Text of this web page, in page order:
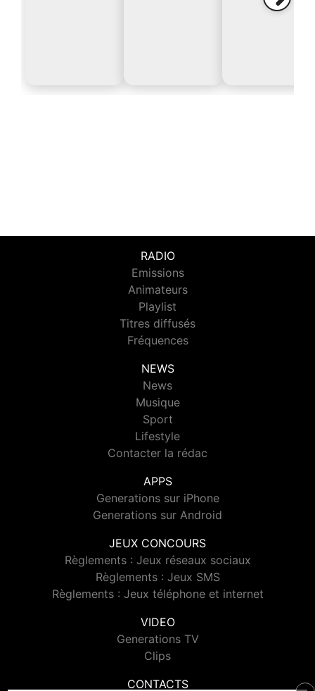
RADIO
Emissions
Animateurs
Playlist
Titres diffusés
Fréquences
NEWS
News
Musique
Sport
Lifestyle
Contacter la rédac
APPS
Generations sur iPhone
Generations sur Android
JEUX CONCOURS
Règlements : Jeux réseaux sociaux
Règlements : Jeux SMS
Règlements : Jeux téléphone et internet
VIDEO
Generations TV
Clips
CONTACTS